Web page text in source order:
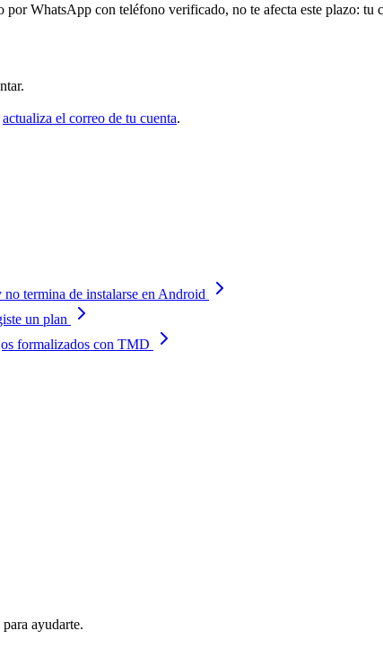
por WhatsApp con teléfono verificado, no te afecta este plazo: tu
actualiza el correo de tu cuenta.
termina de instalarse en Android
un plan
formalizados con TMD
ayudarte.